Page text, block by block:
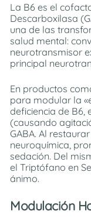
La B6 es el
Descarboxilasa
una de las
salud mental:
neurotransmisor
principal
En productos
para modular la
deficiencia de
(causando
GABA. Al
neuroquímica,
sedación. Del
el Triptófano en
ánimo.
Modulación